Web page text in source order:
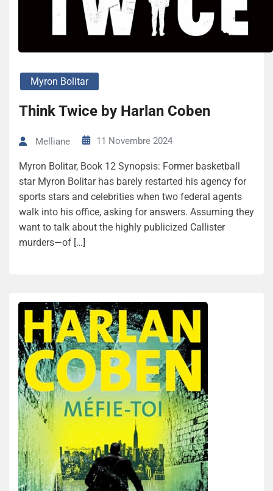
Myron Bolitar
Think Twice by Harlan Coben
Melliane 11 Novembre 2024
Myron Bolitar, Book 12 Synopsis: Former basketball
star Myron Bolitar has barely restarted his agency for
sports stars and celebrities when two federal agents
walk into his office, asking for answers. Assuming they
want to talk about the highly publicized Callister
murders—of […]